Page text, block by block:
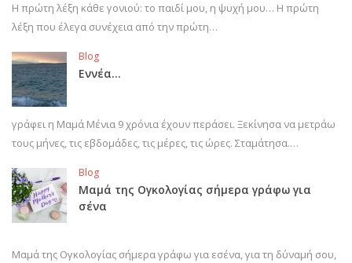
Η πρώτη λέξη κάθε γονιού: το παιδί μου, η ψυχή μου… Η πρώτη
λέξη που έλεγα συνέχεια από την πρώτη…
Blog
Εννέα…
γράφει η Μαμά Μένια 9 χρόνια έχουν περάσει. Ξεκίνησα να μετράω
τους μήνες, τις εβδομάδες, τις μέρες, τις ώρες. Σταμάτησα.…
Blog
Μαμά της Ογκολογίας σήμερα γράφω για
σένα
Μαμά της Ογκολογίας σήμερα γράφω για εσένα, για τη δύναμή σου,